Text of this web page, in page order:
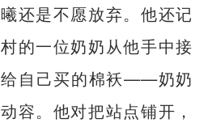
还是不愿放弃。他还记
的一位奶奶从他手中接
自己买的棉袄——奶奶
容。他对把站点铺开，